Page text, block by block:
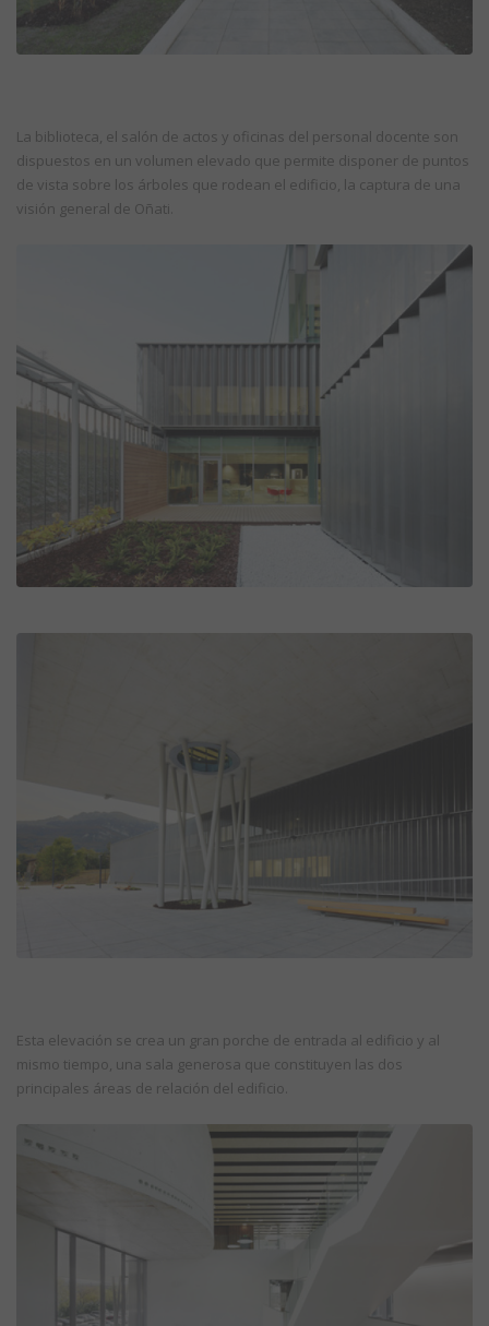
La biblioteca, el salón de actos y oficinas del personal docente son
dispuestos en un volumen elevado que permite disponer de puntos
de vista sobre los árboles que rodean el edificio, la captura de una
visión general de Oñati.
Esta elevación se crea un gran porche de entrada al edificio y al
mismo tiempo, una sala generosa que constituyen las dos
principales áreas de relación del edificio.